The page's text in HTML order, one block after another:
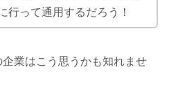
行って通用するだろう！
業はこう思うかも知れませ